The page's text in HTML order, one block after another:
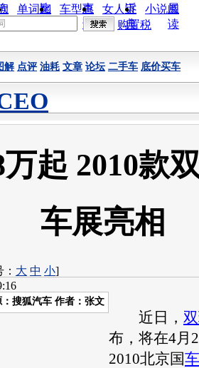
比
惠
诉
展
单词翻
车型查
询
女人宝
典
小说阅
读
购置税
解 点评 油耗 文章 论坛 二手车 底价买车
起 2010款
车展亮相
大 中 小]
搜狐汽车 作者：张文
近日，
布，将在4月
2010北京国